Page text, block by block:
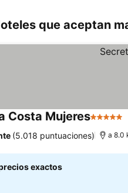
que aceptan
Costa Mujeres5
(5.018 puntuaciones) a 8.0
exactos